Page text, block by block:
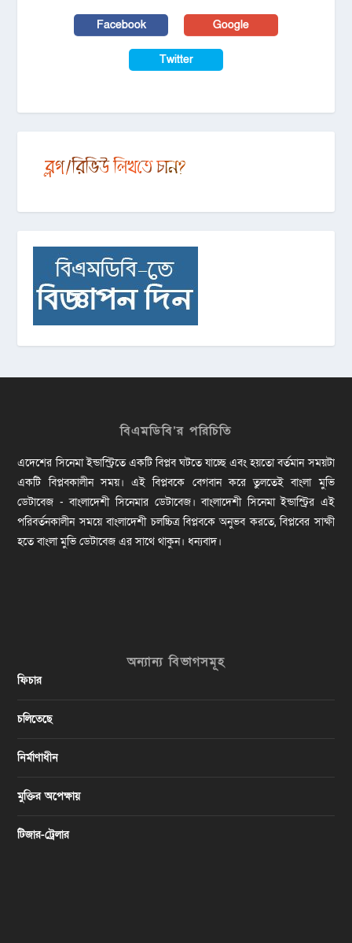
Facebook Google
Twitter
বিএমডিবি’র পরিচিতি
এদেশের সিনেমা ইন্ডাস্ট্রিতে একটি বিপ্লব ঘটতে যাচ্ছে এবং হয়তো বর্তমান সময়টা
একটি বিপ্লবকালীন সময়। এই বিপ্লবকে বেগবান করে তুলতেই বাংলা মুভি
ডেটাবেজ - বাংলাদেশী সিনেমার ডেটাবেজ। বাংলাদেশী সিনেমা ইন্ডাস্ট্রির এই
পরিবর্তনকালীন সময়ে বাংলাদেশী চলচ্চিত্র বিপ্লবকে অনুভব করতে, বিপ্লবের সাক্ষী
হতে বাংলা মুভি ডেটাবেজ এর সাথে থাকুন। ধন্যবাদ।
অন্যান্য বিভাগসমূহ
ফিচার
চলিতেছে
নির্মাণাধীন
মুক্তির অপেক্ষায়
টিজার-ট্রেলার